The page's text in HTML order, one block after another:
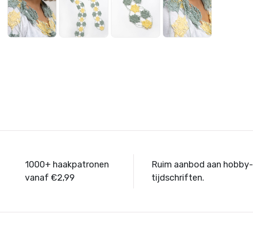
1000+ haakpatronen
vanaf €2,99
Ruim aanbod aan hobby-
tijdschriften.